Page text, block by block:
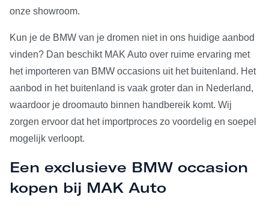
onze showroom.
Kun je de BMW van je dromen niet in ons huidige aanbod
vinden? Dan beschikt MAK Auto over ruime ervaring met
het importeren van BMW occasions uit het buitenland. Het
aanbod in het buitenland is vaak groter dan in Nederland,
waardoor je droomauto binnen handbereik komt. Wij
zorgen ervoor dat het importproces zo voordelig en soepel
mogelijk verloopt.
Een exclusieve BMW occasion
kopen bij MAK Auto